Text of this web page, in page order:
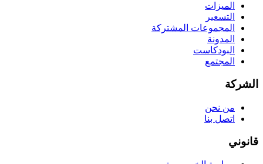
الميزات
التسعير
المجموعات المشتركة
المدونة
البودكاست
المجتمع
الشركة
من نحن
اتصل بنا
قانوني